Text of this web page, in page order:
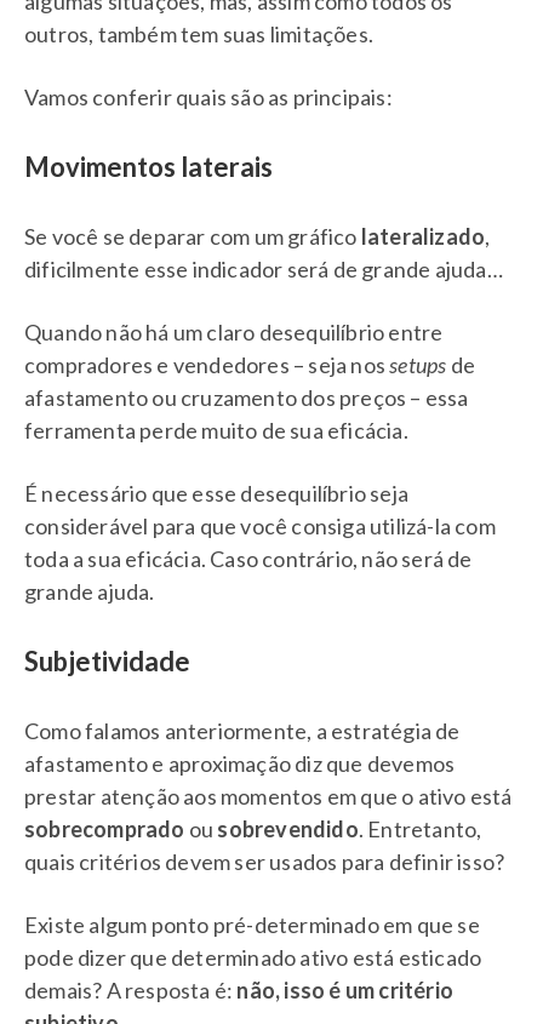
outros, também tem suas limitações.
Vamos conferir quais são as principais:
Movimentos laterais
Se você se deparar com um gráfico lateralizado,
dificilmente esse indicador será de grande ajuda…
Quando não há um claro desequilíbrio entre
compradores e vendedores – seja nossetups de
afastamento ou cruzamento dos preços – essa
ferramenta perde muito de sua eficácia.
É necessário que esse desequilíbrio seja
considerável para que você consiga utilizá-la com
toda a sua eficácia. Caso contrário, não será de
grande ajuda.
Subjetividade
Como falamos anteriormente, a estratégia de
afastamento e aproximação diz que devemos
prestar atenção aos momentos em que o ativo está
sobrecomprado ou sobrevendido. Entretanto,
quais critérios devem ser usados para definir isso?
Existe algum ponto pré-determinado em que se
pode dizer que determinado ativo está esticado
demais? A resposta é: não, isso é um critério